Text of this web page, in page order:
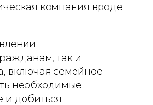
компания вроде
так и
включая семейное
необходимые
и добиться